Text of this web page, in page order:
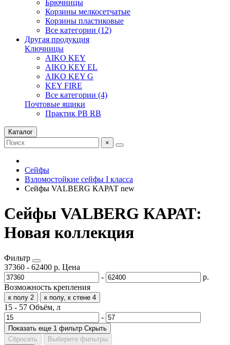
Брючницы
Корзины мелкосетчатые
Корзины пластиковые
Все категории (12)
Другая продукция
Ключницы
AIKO KEY
AIKO KEY EL
AIKO KEY G
KEY FIRE
Все категории (4)
Почтовые ящики
Практик PB RB
Каталог
×
Сейфы
Взломостойкие сейфы I класса
Сейфы VALBERG КАРАТ new
Сейфы VALBERG КАРАТ:
Новая коллекция
Фильтр
37360 - 62400 р. Цена
-
р.
Возможность крепления
к полу 2 к полу, к стене 4
15 - 57 Объём, л
-
Показать еще 1 фильтр Скрыть
Сбросить
Выберите фильтры